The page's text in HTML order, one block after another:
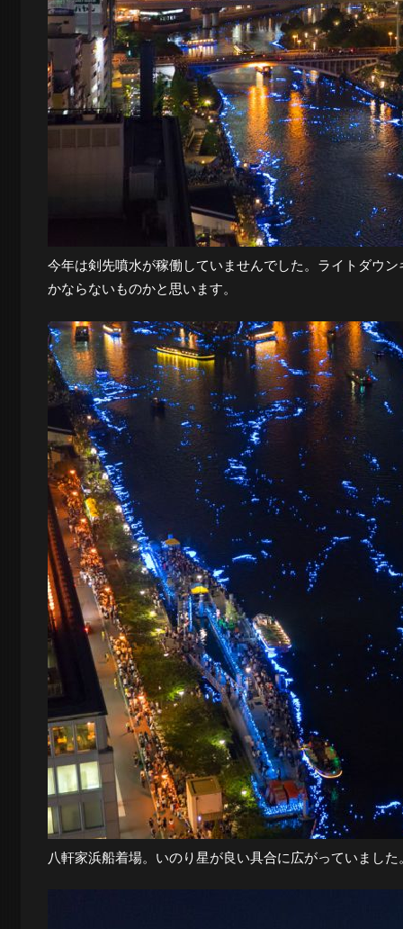
今年は剣先噴水が稼働していませんでした。ライトダウ
かならないものかと思います。
八軒家浜船着場。いのり星が良い具合に広がっていました